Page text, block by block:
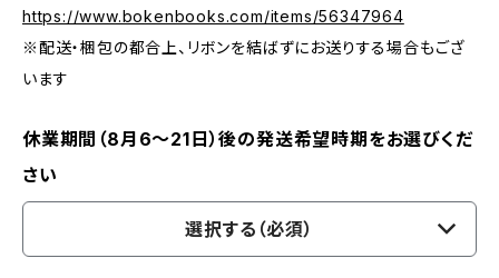
https://www.bokenbooks.com/items/56347964
※配送・梱包の都合上、リボンを結ばずにお送りする場合もござ
います
休業期間（8月6〜21日）後の発送希望時期をお選びくだ
さい
選択する（必須）